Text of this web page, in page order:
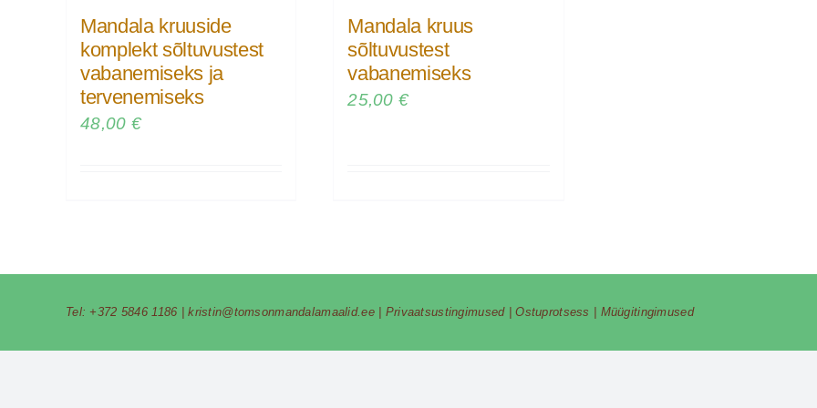
Mandala kruuside
komplekt sõltuvustest
vabanemiseks ja
tervenemiseks
48,00 €
Mandala kruus
sõltuvustest
vabanemiseks
25,00€
Tel: +372 5846 1186 |kristin@tomsonmandalamaalid.ee| Privaatsustingimused|Ostuprotsess Müügitingimused